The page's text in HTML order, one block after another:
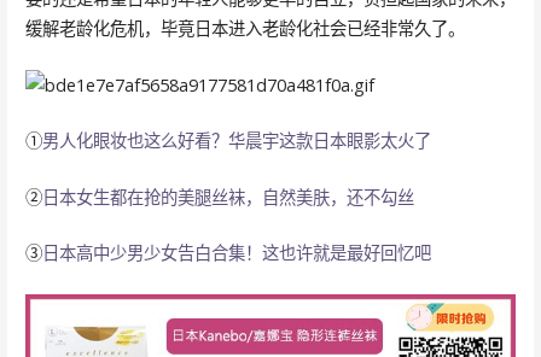
缓解老龄化危机，毕竟日本进入老龄化社会已经非常久了。
①男人化眼妆也这么好看？华晨宇这款日本眼影太火了
②日本女生都在抢的美腿丝袜，自然美肤，还不勾丝
③日本高中少男少女告白合集！这也许就是最好回忆吧